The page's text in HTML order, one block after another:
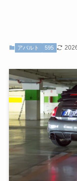
アバルト 595